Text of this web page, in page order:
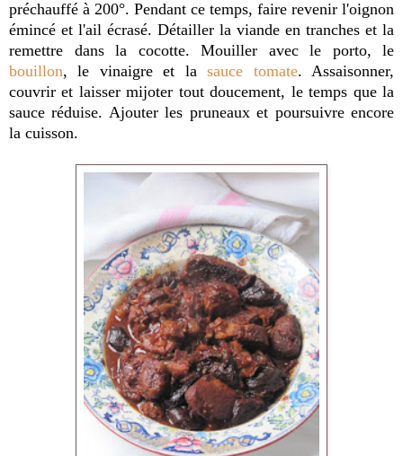
préchauffé à 200°. Pendant ce temps, faire revenir l'oignon
émincé et l'ail écrasé. Détailler la viande en tranches et la
remettre dans la cocotte. Mouiller avec le porto, le
bouillon, le vinaigre et lasauce tomate. Assaisonner,
couvrir et laisser mijoter tout doucement, le temps que la
sauce réduise. Ajouter les pruneaux et poursuivre encore
la cuisson.